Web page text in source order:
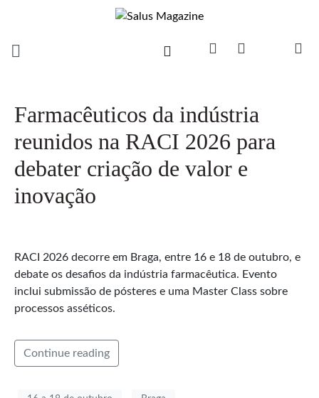
Farmacêuticos da indústria
reunidos na RACI 2026 para
debater criação de valor e
inovação
RACI 2026 decorre em Braga, entre 16 e 18 de outubro, e
debate os desafios da indústria farmacêutica. Evento
inclui submissão de pósteres e uma Master Class sobre
processos asséticos.
Continue reading